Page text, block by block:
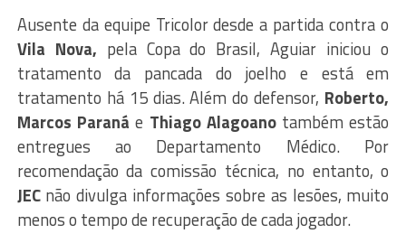
Ausente da equipe Tricolor desde a partida contra o
Vila Nova, pela Copa do Brasil, Aguiar iniciou o
tratamento da pancada do joelho e está em
tratamento há 15 dias. Além do defensor, Roberto,
Marcos Paraná e Thiago Alagoanotambém estão
entregues ao Departamento Médico. Por
recomendação da comissão técnica, no entanto, o
JECnão divulga informações sobre as lesões, muito
menos o tempo de recuperação de cada jogador.